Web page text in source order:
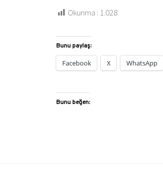
Okunma : 1.028
Bunu paylaş:
Facebook X WhatsApp
Bunu beğen: